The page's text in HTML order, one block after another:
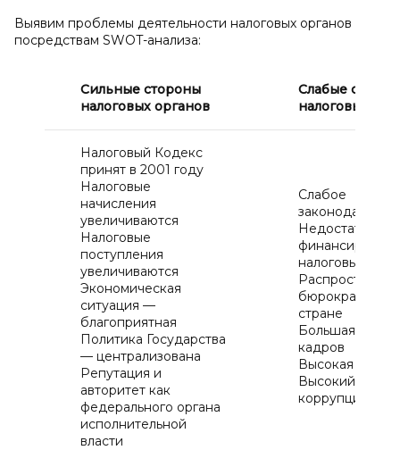
Выявим проблемы деятельности налоговых органов
посредствам SWOT-анализа:
Сильные стороны
налоговых органов
Слабые
налоговых
Налоговый Кодекс
принят в 2001 году
Налоговые
начисления
увеличиваются
Налоговые
поступления
увеличиваются
Экономическая
ситуация —
благоприятная
Политика Государства
— централизована
Репутация и
авторитет как
федерального органа
исполнительной
власти
Слабое
Недостаточное
налоговых
бюрократия в
стране
Большая
кадров
Высокая
Высокий
коррупции